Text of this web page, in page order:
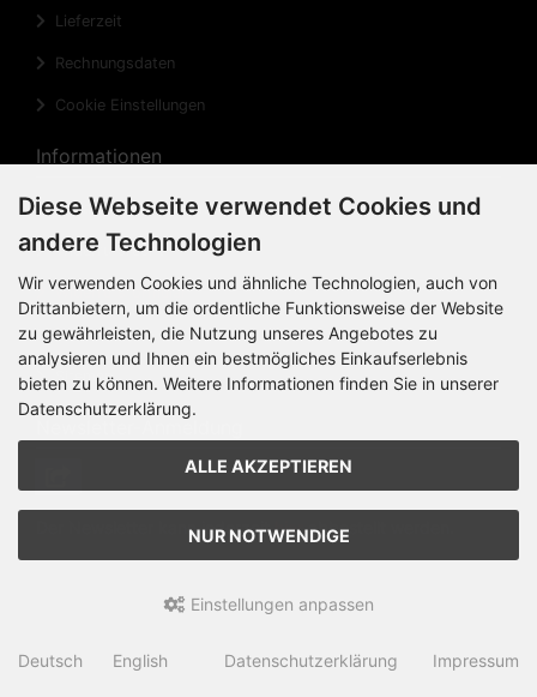
Lieferzeit
Rechnungsdaten
Cookie Einstellungen
Informationen
Privatsphäre und Datenschutz
Widerrufsrecht
Widerrufsformular
Impressum
Sitemap
Newsletter-Anmeldung
Der Newsletter kann jederzeithierabbestellt werden.
KINK Records Online-Shop © 2026 | Template © 2026 by
modified eCommerce Shopsoftware © 2009-2026
Diese Webseite verwendet Cookies und
andere Technologien
Wir verwenden Cookies und ähnliche Technologien, auch von
Drittanbietern, um die ordentliche Funktionsweise der Website
zu gewährleisten, die Nutzung unseres Angebotes zu
analysieren und Ihnen ein bestmögliches Einkaufserlebnis
bieten zu können. Weitere Informationen finden Sie in unserer
Datenschutzerklärung.
ALLE AKZEPTIEREN
NUR NOTWENDIGE
Einstellungen anpassen
Deutsch English Datenschutzerklärung Impressum